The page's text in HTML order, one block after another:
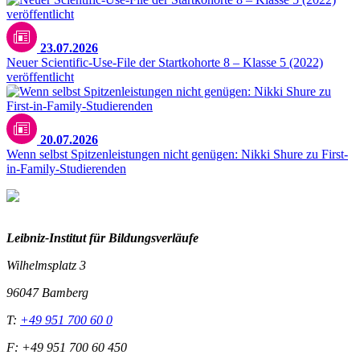
23.07.2026
Neuer Scientific-Use-File der Startkohorte 8 – Klasse 5 (2022)
veröffentlicht
20.07.2026
Wenn selbst Spitzenleistungen nicht genügen: Nikki Shure zu First-
in-Family-Studierenden
Leibniz-Institut für Bildungsverläufe
Wilhelmsplatz 3
96047 Bamberg
T: +49 951 700 60 0
F: +49 951 700 60 450